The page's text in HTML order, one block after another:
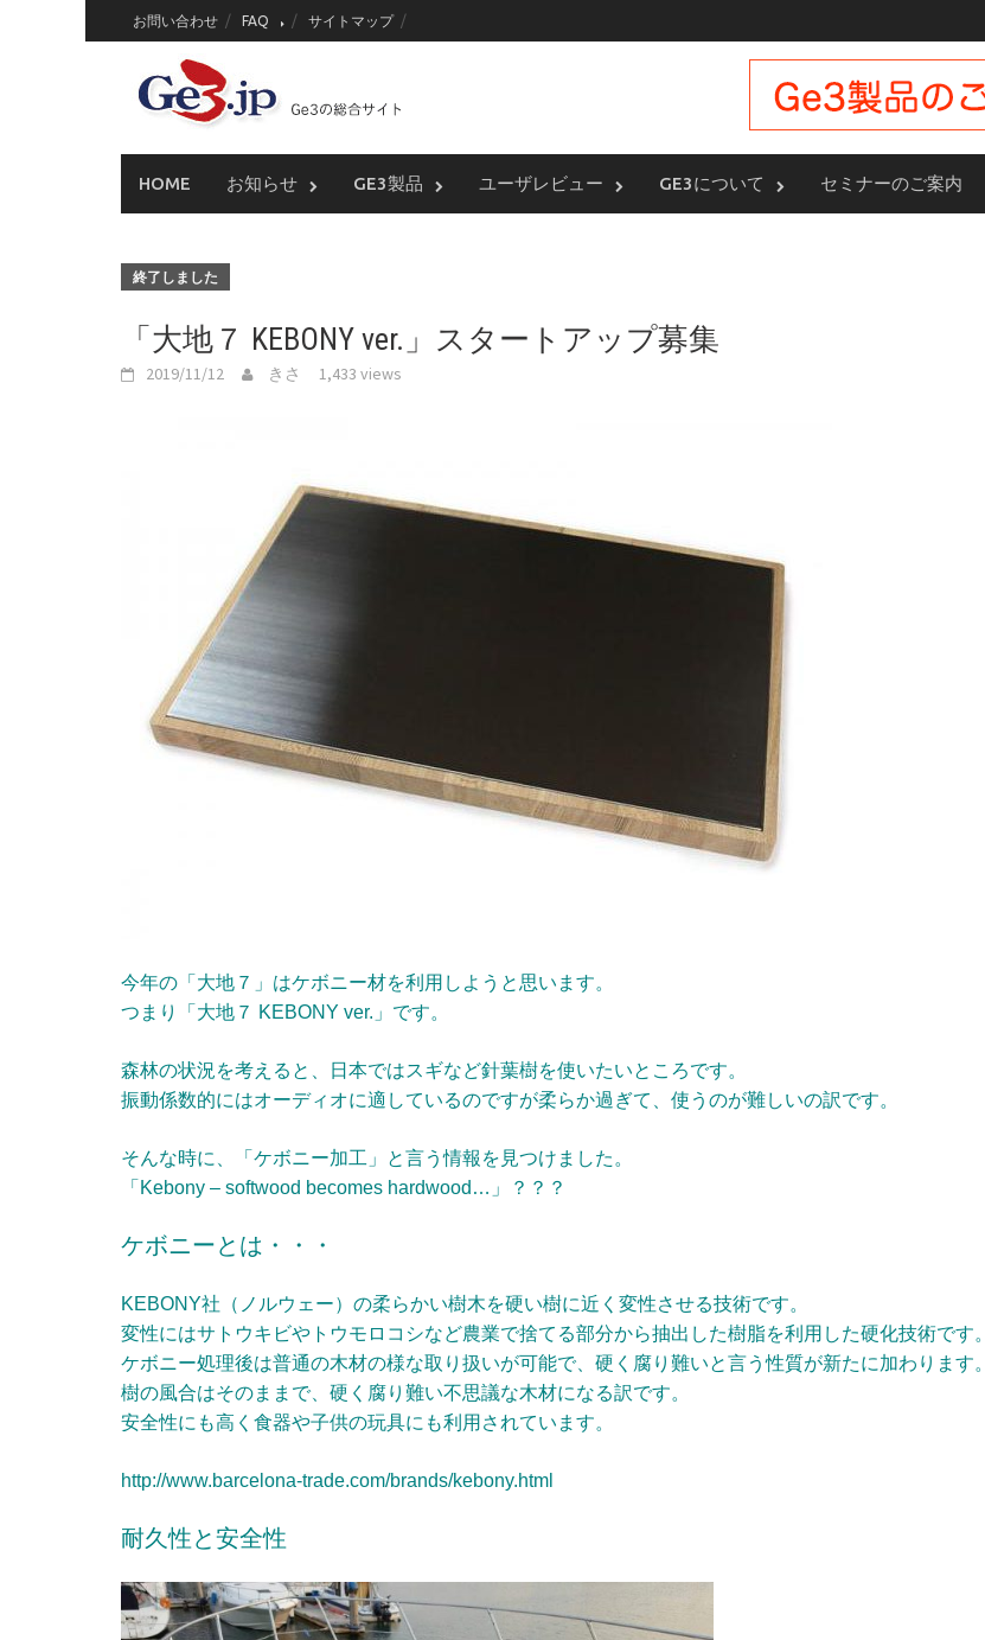
to
お問い合わせ FAQ サイトマップ
HOME お知らせ GE3製品 ユーザレビュー GE3について セミナーのご案内
終了しました
「大地７ KEBONY ver.」スタートアップ募集
2019/11/12 きさ 1,433 views
今年の「大地７」はケボニー材を利用しようと思います。
つまり「大地７ KEBONY ver.」です。
森林の状況を考えると、日本ではスギなど針葉樹を使いたいところです。
振動係数的にはオーディオに適しているのですが柔らか過ぎて、使うのが難しいの訳です。
そんな時に、「ケボニー加工」と言う情報を見つけました。
「Kebony – softwood becomes hardwood…」？？？
ケボニーとは・・・
KEBONY社（ノルウェー）の柔らかい樹木を硬い樹に近く変性させる技術です。
変性にはサトウキビやトウモロコシなど農業で捨てる部分から抽出した樹脂を利用した硬化技術です。
ケボニー処理後は普通の木材の様な取り扱いが可能で、硬く腐り難いと言う性質が新たに加わります。
樹の風合はそのままで、硬く腐り難い不思議な木材になる訳です。
安全性にも高く食器や子供の玩具にも利用されています。
http://www.barcelona-trade.com/brands/kebony.html
耐久性と安全性